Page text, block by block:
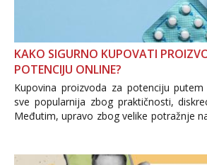
KAKO SIGURNO KUPOVATI
POTENCIJU ONLINE?
Kupovina proizvoda za potenciju
sve popularnija zbog praktičnosti,
Međutim, upravo zbog velike potražnje
i brojni krivotvoreni proizvodi,